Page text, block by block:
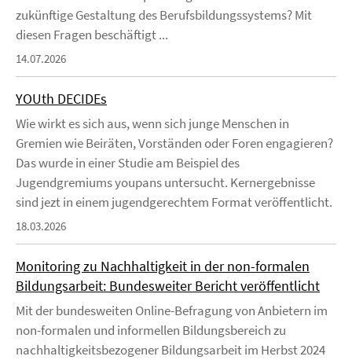
zukünftige Gestaltung des Berufsbildungssystems? Mit
diesen Fragen beschäftigt ...
14.07.2026
YOUth DECIDEs
Wie wirkt es sich aus, wenn sich junge Menschen in
Gremien wie Beiräten, Vorständen oder Foren engagieren?
Das wurde in einer Studie am Beispiel des
Jugendgremiums youpans untersucht. Kernergebnisse
sind jezt in einem jugendgerechtem Format veröffentlicht.
18.03.2026
Monitoring zu Nachhaltigkeit in der non-formalen
Bildungsarbeit: Bundesweiter Bericht veröffentlicht
Mit der bundesweiten Online-Befragung von Anbietern im
non-formalen und informellen Bildungsbereich zu
nachhaltigkeitsbezogener Bildungsarbeit im Herbst 2024